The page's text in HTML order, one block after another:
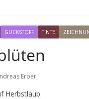
GUCKSTOFF TINTE
Erber
Herbstlaub